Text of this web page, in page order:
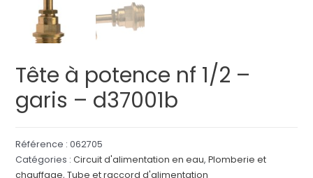
Tête à potence nf 1/2 –
garis – d37001b
Référence : 062705
Catégories : Circuit d'alimentation en eau, Plomberie et
chauffage, Tube et raccord d'alimentation